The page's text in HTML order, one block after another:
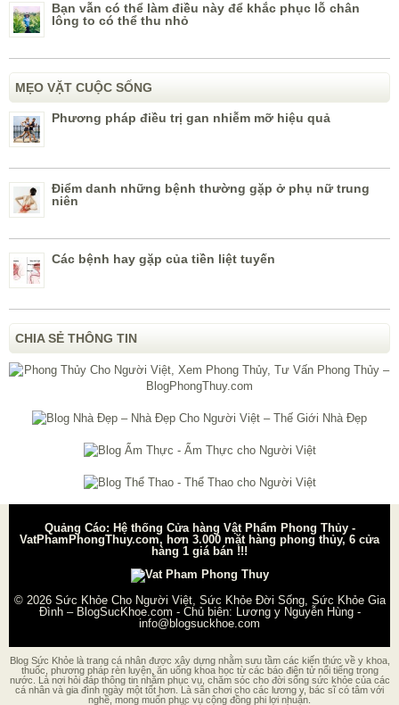
Bạn vẫn có thể làm điều này để khắc phục lỗ chân
lông to có thể thu nhỏ
MẸO VẶT CUỘC SỐNG
Phương pháp điều trị gan nhiễm mỡ hiệu quả
Điểm danh những bệnh thường gặp ở phụ nữ trung
niên
Các bệnh hay gặp của tiền liệt tuyến
CHIA SẺ THÔNG TIN
Quảng Cáo: Hệ thống Cửa hàng Vật Phẩm Phong Thủy -
VatPhamPhongThuy.com, hơn 3.000 mặt hàng phong thủy, 6 cửa
hàng 1 giá bán !!!
© 2026 Sức Khỏe Cho Người Việt, Sức Khỏe Đời Sống, Sức Khỏe Gia
Đình – BlogSucKhoe.com - Chủ biên: Lương y Nguyễn Hùng-
info@blogsuckhoe.com
Blog Sức Khỏe là trang cá nhân được xây dựng nhằm sưu tầm các kiến thức về y khoa,
thuốc, phương pháp rèn luyện, ăn uống khoa học từ các báo điện tử nổi tiếng trong
nước. Là nơi hỏi đáp thông tin nhằm phục vụ, chăm sóc cho đời sống sức khỏe của các
cá nhân và gia đình ngày một tốt hơn. Là sân chơi cho các lương y, bác sĩ có tâm với
nghề, mong muốn phục vụ cộng đồng phi lợi nhuận.